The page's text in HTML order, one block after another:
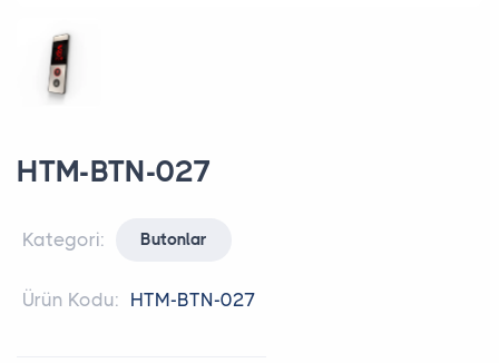
HTM-BTN-027
Kategori: Butonlar
Ürün Kodu: HTM-BTN-027